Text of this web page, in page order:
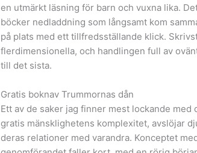
en utmärkt läsning för barn och vuxna lika.
böcker nedladdning som långsamt kom
på plats med ett tillfredsställande klick.
flerdimensionella, och handlingen full av
till det sista.
Gratis boknav Trummornas dån
Ett av de saker jag finner mest lockande
gratis mänsklighetens komplexitet, avslöjar
deras relationer med varandra. Konceptet